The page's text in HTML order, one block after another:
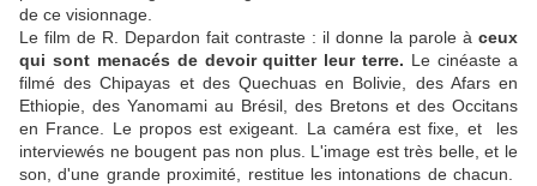
de ce visionnage.
Le film de R. Depardon fait contraste : il donne la parole à ceux
qui sont menacés de devoir quitter leur terre. Le cinéaste a
filmé des Chipayas et des Quechuas en Bolivie, des Afars en
Ethiopie, des Yanomami au Brésil, des Bretons et des Occitans
en France. Le propos est exigeant. La caméra est fixe, et les
interviewés ne bougent pas non plus. L'image est très belle, et le
son, d'une grande proximité, restitue les intonations de chacun.